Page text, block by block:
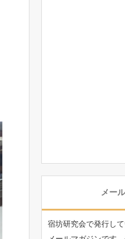
メー
宿坊研究会で発行し